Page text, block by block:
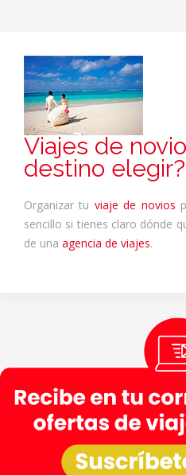
Viajes de
destino elegir?
Organizar tu viaje de novios
sencillo si tienes claro dónde
de una agencia de viajes.